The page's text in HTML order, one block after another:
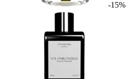
-15%